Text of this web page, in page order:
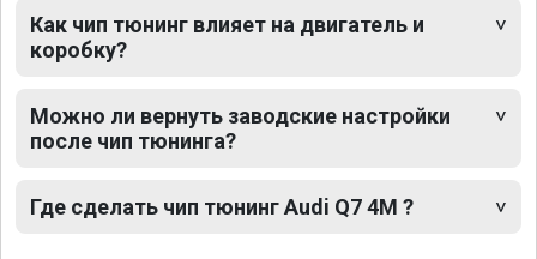
Как чип тюнинг влияет на двигатель и
коробку?
Можно ли вернуть заводские настройки
после чип тюнинга?
Где сделать чип тюнинг Audi Q7 4M ?